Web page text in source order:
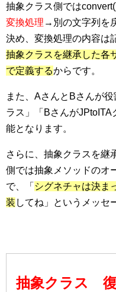
抽象クラス側では
変換処理 →別の文字列を
決め、変換処理の内容は
抽象クラスを継承した各
で定義するからです。
また、AさんとBさんが
ラス」「Bさんが
能となります。
さらに、抽象クラスを継
側では抽象メソッドのオ
で、「 シグネチャは決ま
装 してね」というメッセ
抽象クラス